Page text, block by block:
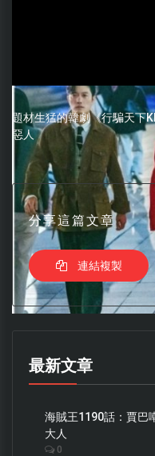
題材生猛的韓劇《行騙天下
惡人
分享這篇文章
連結複製
最新文章
海賊王1190話：賈巴
大人
0